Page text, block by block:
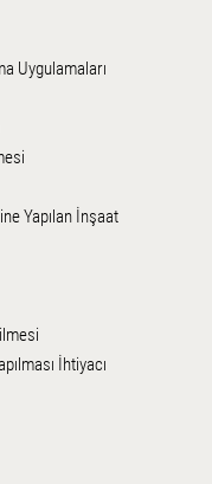
Uygulamaları
Yapılan İnşaat
İhtiyacı